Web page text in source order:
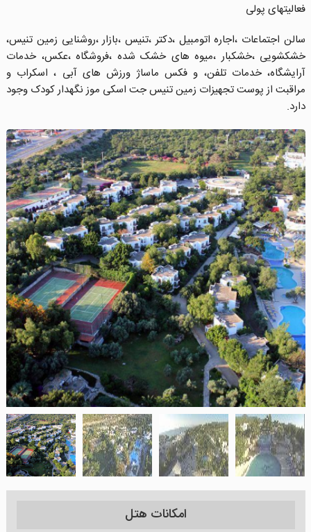
فعالیتهای پولی
سالن اجتماعات ،اجاره اتومبیل ،دکتر ،تنیس ،بازار ،روشنایی زمین تنیس،
خشکشویی ،خشکبار ،میوه های خشک شده ،فروشگاه ،عکس، خدمات
آرایشگاه، خدمات تلفن، و فکس ماساژ ورزش های آبی ، اسکراب و
مراقبت از پوست تجهیزات زمین تنیس جت اسکی موز نگهدار کودک وجود
دارد.
امکانات هتل